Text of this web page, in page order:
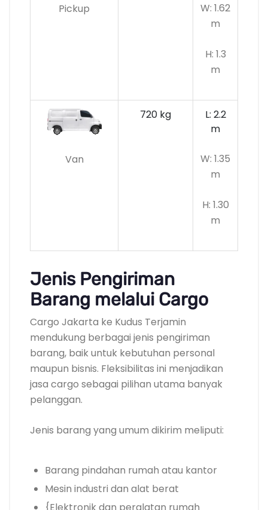
Pickup
W: 1.62
m
H: 1.3
m
Van
720 kg
L: 2.2
m
W: 1.35
m
H: 1.30
m
Jenis Pengiriman
Barang melalui Cargo
Cargo Jakarta ke Kudus Terjamin
mendukung berbagai jenis pengiriman
barang, baik untuk kebutuhan personal
maupun bisnis. Fleksibilitas ini menjadikan
jasa cargo sebagai pilihan utama banyak
pelanggan.
Jenis barang yang umum dikirim meliputi:
Barang pindahan rumah atau kantor
Mesin industri dan alat berat
{Elektronik dan peralatan rumah